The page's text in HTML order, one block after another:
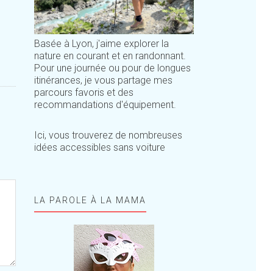
Basée à Lyon, j'aime explorer la
nature en courant et en randonnant.
Pour une journée ou pour de longues
itinérances, je vous partage mes
parcours favoris et des
recommandations d'équipement.
Ici, vous trouverez de nombreuses
idées accessibles sans voiture
LA PAROLE À LA MAMA